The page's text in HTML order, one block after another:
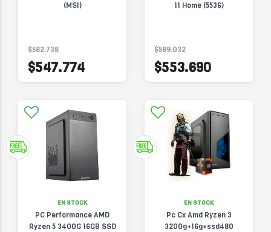
(MSI)
$582.738
$547.774
11 Home (5536)
$589.032
$553.690
EN STOCK
PC Performance AMD
Ryzen 5 3400G 16GB SSD
EN STOCK
Pc Cx Amd Ryzen 3
3200g+16g+ssd480